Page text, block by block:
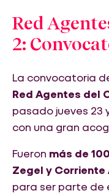
Red
2:
La convocatoria
Red Agentes del
pasado jueves 23
con una gran
Fueron más de
Zegel y Corriente
para ser parte de